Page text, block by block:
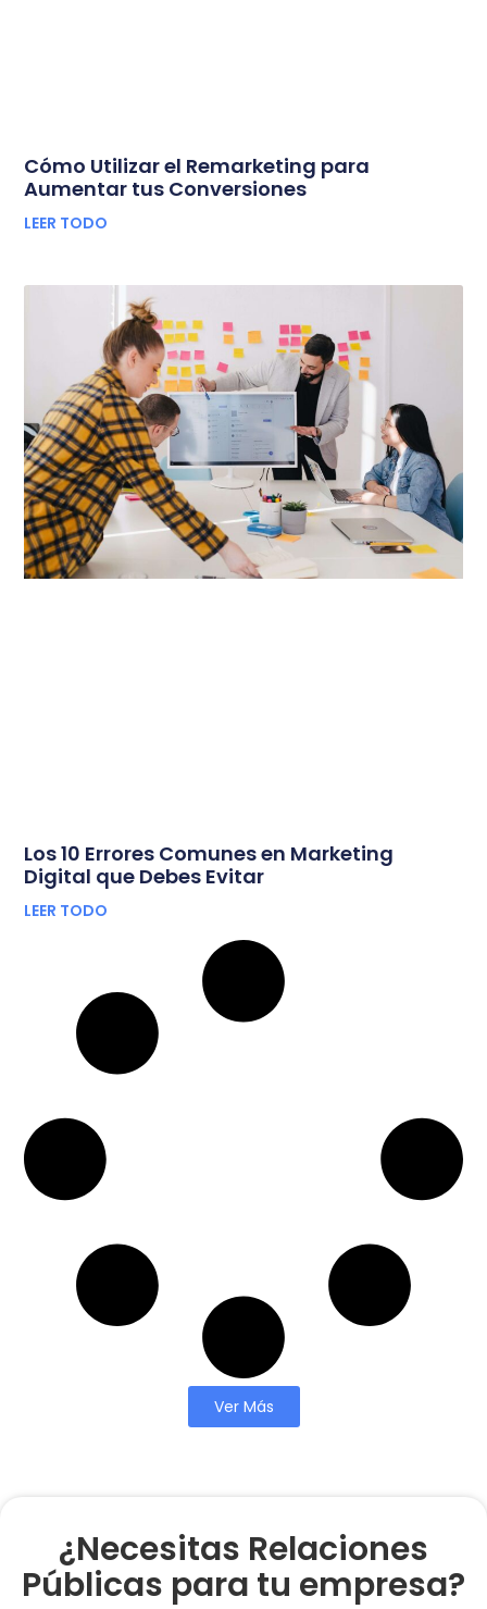
Cómo Utilizar el Remarketing para
Aumentar tus Conversiones
LEER TODO
Los 10 Errores Comunes en Marketing
Digital que Debes Evitar
LEER TODO
Ver Más
¿Necesitas Relaciones
Públicas para tu empresa?